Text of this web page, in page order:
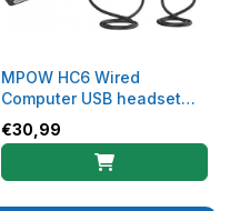
MPOW HC6 Wired
Computer USB headset
kantoor
€30,99